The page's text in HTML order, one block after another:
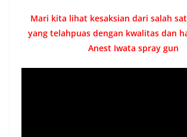
Mari kita lihat kesaksian dari salah
yang telahpuas dengan kwalitas dan
Anest Iwata spray gun